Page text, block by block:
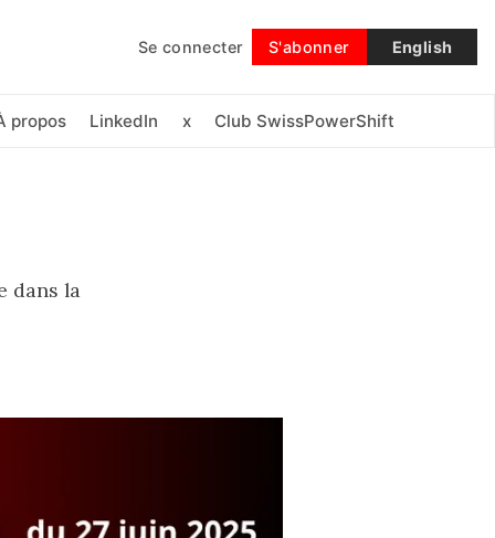
Se connecter S'abonner English
propos LinkedIn x Club SwissPowerShift
Suivre
dans la